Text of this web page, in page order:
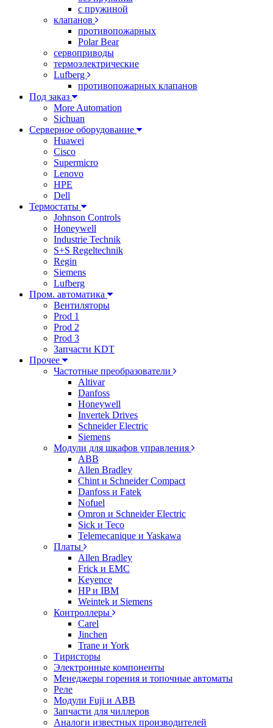
с пружиной
клапанов
противопожарных
Polar Bear
сервоприводы
термоэлектрические
Lufberg
противопожарных клапанов
Под заказ
More Automation
Sichuan
Серверное оборудование
Huawei
Cisco
Supermicro
Lenovo
HPE
Dell
Термостаты
Johnson Controls
Honeywell
Industrie Technik
S+S Regeltechnik
Regin
Siemens
Lufberg
Пром. автоматика
Вентиляторы
Prod 1
Prod 2
Prod 3
Запчасти KDT
Прочее
Частотные преобразователи
Altivar
Danfoss
Honeywell
Invertek Drives
Schneider Electric
Siemens
Модули для шкафов управления
ABB
Allen Bradley
Chint и Schneider Compact
Danfoss и Fatek
Nofuel
Omron и Schneider Electric
Sick и Teco
Telemecanique и Yaskawa
Платы
Allen Bradley
Frick и EMC
Keyence
HP и IBM
Weintek и Siemens
Контроллеры
Carel
Jinchen
Trane и York
Тиристоры
Электронные компоненты
Менеджеры горения и топочные автоматы
Реле
Модули Fuji и ABB
Запчасти для чиллеров
Аналоги известных производителей